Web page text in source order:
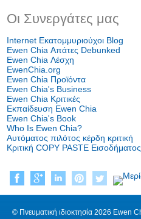
Οι Συνεργάτες μας
Internet Εκατομμυριούχοι Blog
Ewen Chia Απάτες Debunked
Ewen Chia Λέσχη
EwenChia.org
Ewen Chia Προϊόντα
Ewen Chia's Business
Ewen Chia Κριτικές
Εκπαίδευση Ewen Chia
Ewen Chia's Book
Who Is Ewen Chia?
Αυτόματος πιλότος κέρδη κριτική
Κριτική COPY PASTE Εισοδήματος
© Πνευματική ιδιοκτησία 2026 Ewen